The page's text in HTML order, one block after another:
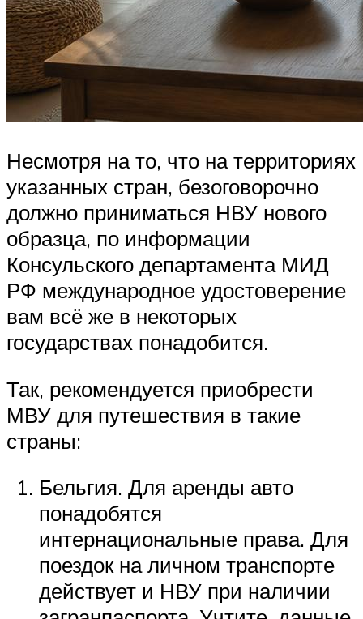
Несмотря на то, что на территориях
указанных стран, безоговорочно
должно приниматься НВУ нового
образца, по информации
Консульского департамента МИД
РФ международное удостоверение
вам всё же в некоторых
государствах понадобится.
Так, рекомендуется приобрести
МВУ для путешествия в такие
страны:
Бельгия. Для аренды авто
понадобятся
интернациональные права. Для
поездок на личном транспорте
действует и НВУ при наличии